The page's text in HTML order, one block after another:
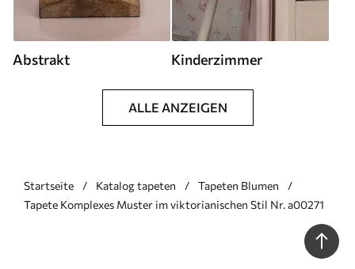
Abstrakt Kinderzimmer
ALLE ANZEIGEN
Startseite Katalog tapeten
Tapeten Blumen
Tapete Komplexes Muster im viktorianischen Stil Nr. a00271